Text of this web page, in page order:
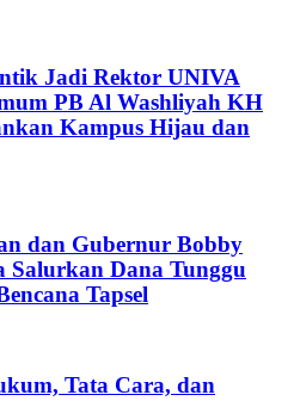
Jadi Rektor UNIVA
PB Al Washliyah KH
Kampus Hijau dan
dan Gubernur Bobby
Salurkan Dana Tunggu
Tapsel
Tata Cara, dan